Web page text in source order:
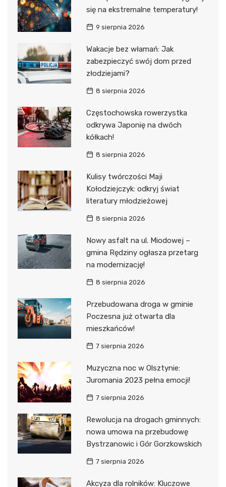
się na ekstremalne temperatury!
9 sierpnia 2026
Wakacje bez włamań: Jak
zabezpieczyć swój dom przed
złodziejami?
8 sierpnia 2026
Częstochowska rowerzystka
odkrywa Japonię na dwóch
kółkach!
8 sierpnia 2026
Kulisy twórczości Maji
Kołodziejczyk: odkryj świat
literatury młodzieżowej
8 sierpnia 2026
Nowy asfalt na ul. Miodowej –
gmina Rędziny ogłasza przetarg
na modernizację!
8 sierpnia 2026
Przebudowana droga w gminie
Poczesna już otwarta dla
mieszkańców!
7 sierpnia 2026
Muzyczna noc w Olsztynie:
Juromania 2023 pełna emocji!
7 sierpnia 2026
Rewolucja na drogach gminnych:
nowa umowa na przebudowę
Bystrzanowic i Gór Gorzkowskich
7 sierpnia 2026
Akcyza dla rolników: Kluczowe